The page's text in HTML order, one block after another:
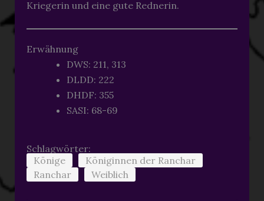
Kriegerin und eine gute Rednerin.
Erwähnung
DWS: 211, 313
DLDD: 222
DHDF: 355
SASI: 68-69
Schlagwörter:
Könige
Königinnen der Ranchar
Ranchar
Weiblich